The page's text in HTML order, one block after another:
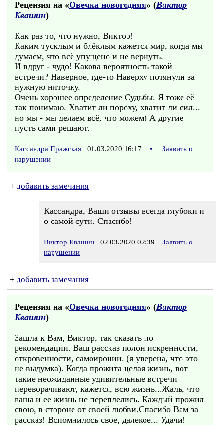
Рецензия на «Овечка новогодняя» (Виктор
Квашин)
Как раз то, что нужно, Виктор!
Каким тусклым и блёклым кажется мир, когда мы
думаем, что всё упущено и не вернуть.
И вдруг - чудо! Какова вероятность такой
встречи? Наверное, где-то Наверху потянули за
нужную ниточку.
Очень хорошее определение Судьбы. Я тоже её
так понимаю. Хватит ли пороху, хватит ли сил...
но мы - мы делаем всё, что можем) А другие
пусть сами решают.
Кассандра Пражская 01.03.2020 16:17 •
Заявить о
нарушении
+ добавить замечания
Кассандра, Ваши отзывы всегда глубоки и
о самой сути. Спасибо!
Виктор Квашин 02.03.2020 02:39
Заявить о
нарушении
+ добавить замечания
Рецензия на «Овечка новогодняя» (Виктор
Квашин)
Зашла к Вам, Виктор, так сказать по
рекомендации. Ваш рассказ полон искренности,
откровенности, самоиронии. (я уверена, что это
не выдумка). Когда прожита целая жизнь, вот
такие неожиданные удивительные встречи
переворачивают, кажется, всю жизнь...Жаль, что
ваша и ее жизнь не переплелись. Каждый прожил
свою, в стороне от своей любви.Спасибо Вам за
рассказ! Вспомнилось свое, далекое... Удачи!